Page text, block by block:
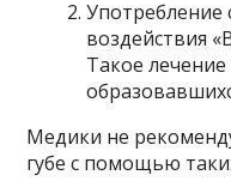
Употребление
воздействия
Такое
Медики не
губе с помощью